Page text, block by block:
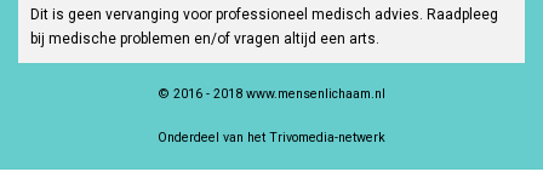
Dit is geen vervanging voor professioneel medisch advies. Raadpleeg
bij medische problemen en/of vragen altijd een arts.
© 2016 - 2018 www.mensenlichaam.nl
Onderdeel van het Trivomedia-netwerk